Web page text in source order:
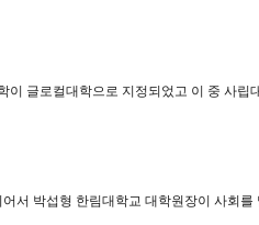
이 글로컬대학으로 지정되었고 이 중 사립
어서 박섭형 한림대학교 대학원장이 사회